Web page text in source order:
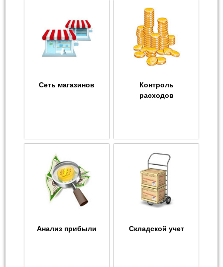
Сеть магазинов
Контроль
расходов
Анализ прибыли Складской учет